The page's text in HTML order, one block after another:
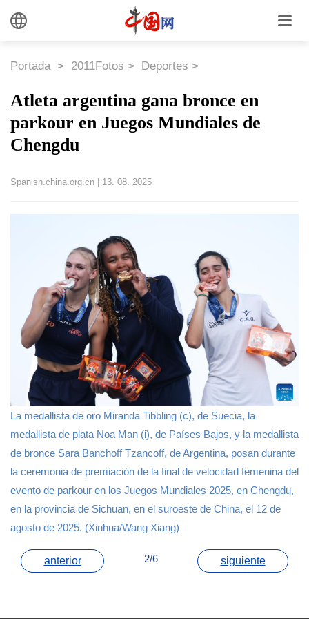
Portada > 2011Fotos > Deportes >
Atleta argentina gana bronce en
parkour en Juegos Mundiales de
Chengdu
Spanish.china.org.cn 13. 08. 2025
La medallista de oro Miranda Tibbling (c), de Suecia, la
medallista de plata Noa Man (i), de Países Bajos, y la medallista
de bronce Sara Banchoff Tzancoff, de Argentina, posan durante
la ceremonia de premiación de la final de velocidad femenina del
evento de parkour en los Juegos Mundiales 2025, en Chengdu,
en la provincia de Sichuan, en el suroeste de China, el 12 de
agosto de 2025. (Xinhua/Wang Xiang)
anterior 2/6 siguiente